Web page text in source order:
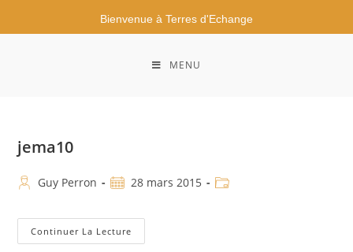
Bienvenue à Terres d'Echange
MENU
jema10
Guy Perron 28 mars 2015
Continuer La Lecture